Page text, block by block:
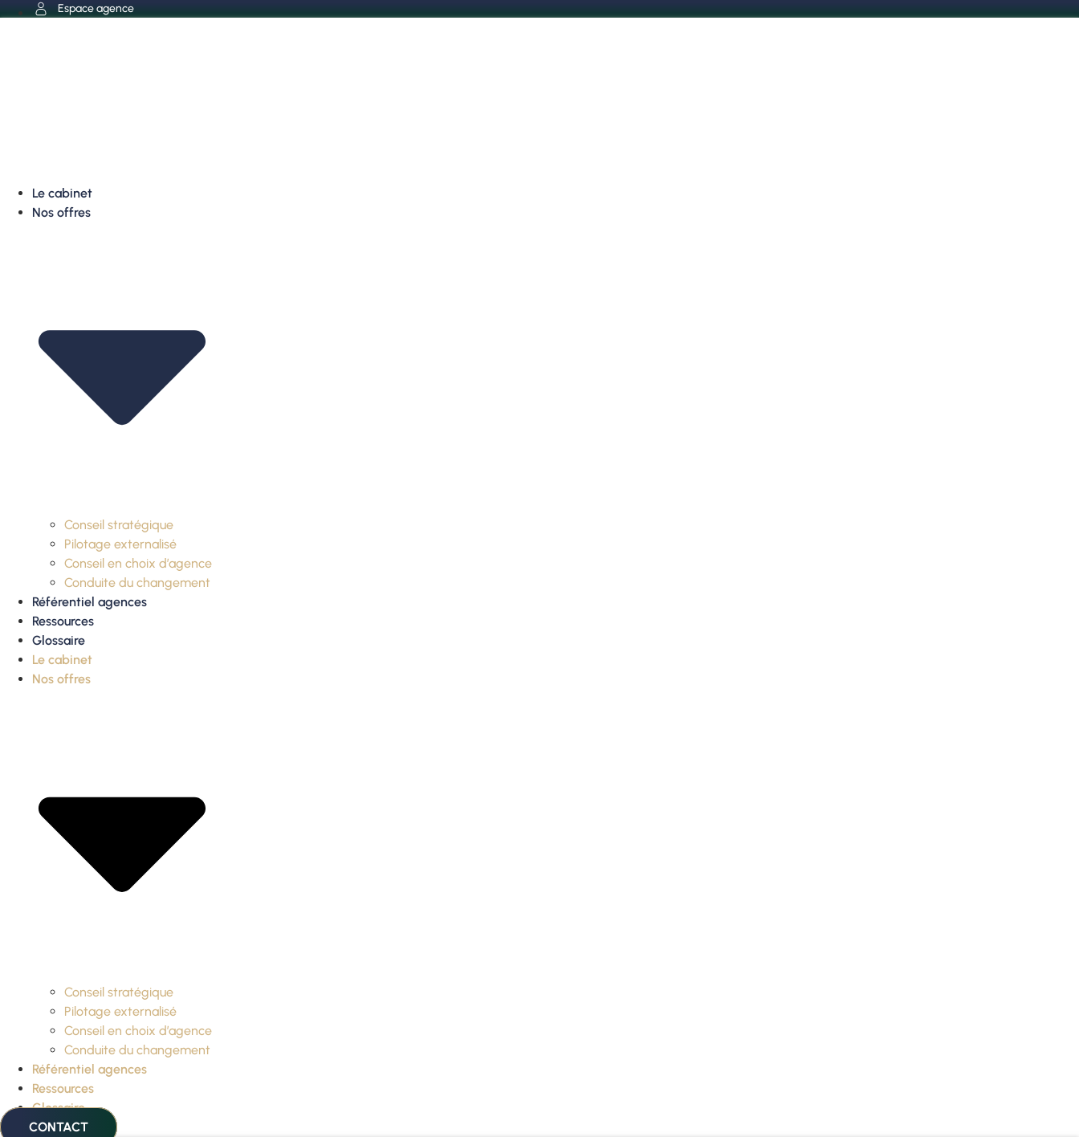
Aller
Espace agence
Le cabinet
Nos offres
Conseil stratégique
Pilotage externalisé
Conseil en choix d’agence
Conduite du changement
Référentiel agences
Ressources
Glossaire
Le cabinet
Nos offres
Conseil stratégique
Pilotage externalisé
Conseil en choix d’agence
Conduite du changement
Référentiel agences
Ressources
Glossaire
CONTACT